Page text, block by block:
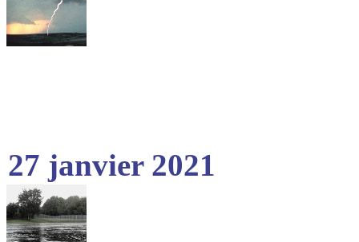
27 janvier 2021